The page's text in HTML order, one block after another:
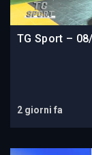
TG Sport –
2 giorni fa